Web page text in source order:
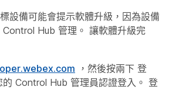
設備可能會提示軟體升級，因為設備
Control Hub 管理。 讓軟體升級完
，然後按兩下 登
的 Control Hub 管理員認證登入。 登